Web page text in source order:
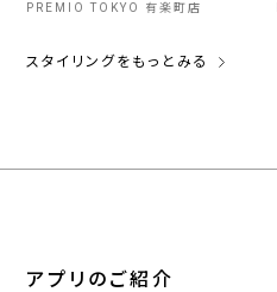
PREMIO TOKYO 有楽町店
スタイリングをもっとみる
アプリのご紹介